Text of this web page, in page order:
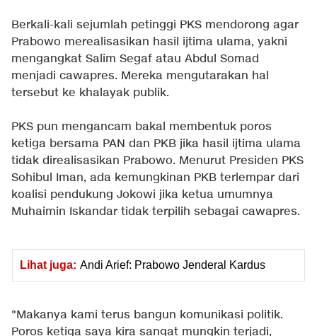
Berkali-kali sejumlah petinggi PKS mendorong agar
Prabowo merealisasikan hasil ijtima ulama, yakni
mengangkat Salim Segaf atau Abdul Somad
menjadi cawapres. Mereka mengutarakan hal
tersebut ke khalayak publik.
PKS pun mengancam bakal membentuk poros
ketiga bersama PAN dan PKB jika hasil ijtima ulama
tidak direalisasikan Prabowo. Menurut Presiden PKS
Sohibul Iman, ada kemungkinan PKB terlempar dari
koalisi pendukung Jokowi jika ketua umumnya
Muhaimin Iskandar tidak terpilih sebagai cawapres.
Lihat juga: Andi Arief: Prabowo Jenderal Kardus
"Makanya kami terus bangun komunikasi politik.
Poros ketiga saya kira sangat mungkin terjadi,